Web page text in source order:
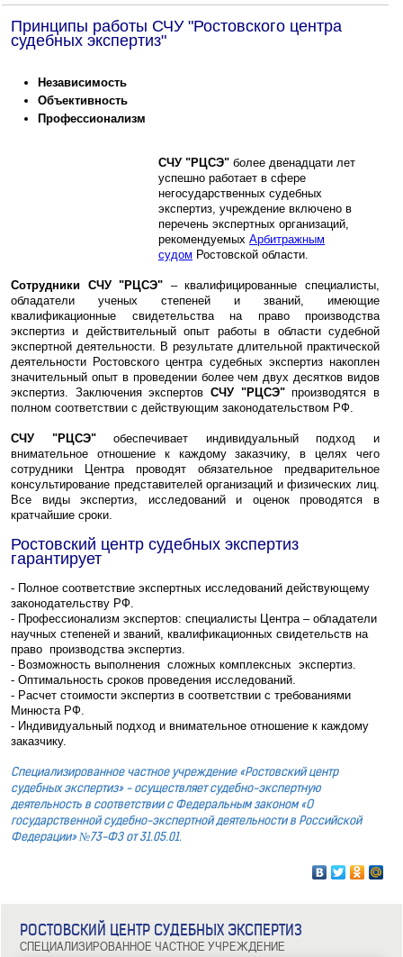
Принципы работы СЧУ "Ростовского центра
судебных экспертиз"
Независимость
Объективность
Профессионализм
СЧУ "РЦСЭ" более двенадцати лет
успешно работает в сфере
негосударственных судебных
экспертиз, учреждение включено в
перечень экспертных организаций,
рекомендуемых Арбитражным
судом Ростовской области.
Сотрудники СЧУ "РЦСЭ" – квалифицированные специалисты,
обладатели ученых степеней и званий, имеющие
квалификационные свидетельства на право производства
экспертиз и действительный опыт работы в области судебной
экспертной деятельности. В результате длительной практической
деятельности Ростовского центра судебных экспертиз накоплен
значительный опыт в проведении более чем двух десятков видов
экспертиз. Заключения экспертов СЧУ "РЦСЭ"производятся в
полном соответствии с действующим законодательством РФ.
СЧУ "РЦСЭ"обеспечивает индивидуальный подход и
внимательное отношение к каждому заказчику, в целях чего
сотрудники Центра проводят обязательное предварительное
консультирование представителей организаций и физических лиц.
Все виды экспертиз, исследований и оценок проводятся в
кратчайшие сроки.
Ростовский центр судебных экспертиз
гарантирует
- Полное соответствие экспертных исследований действующему
законодательству РФ.
- Профессионализм экспертов: специалисты Центра – обладатели
научных степеней и званий, квалификационных свидетельств на
право производства экспертиз.
- Возможность выполнения сложных комплексных экспертиз.
- Оптимальность сроков проведения исследований.
- Расчет стоимости экспертиз в соответствии с требованиями
Минюста РФ.
- Индивидуальный подход и внимательное отношение к каждому
заказчику.
Специализированное частное учреждение «Ростовский центр
судебных экспертиз» - осуществляет судебно-экспертную
деятельность в соответствии с Федеральным законом «О
государственной судебно-экспертной деятельности в Российской
Федерации» №73-ФЗ от 31.05.01.
РОСТОВСКИЙ ЦЕНТР СУДЕБНЫХ ЭКСПЕРТИЗ
СПЕЦИАЛИЗИРОВАННОЕ ЧАСТНОЕ УЧРЕЖДЕНИЕ